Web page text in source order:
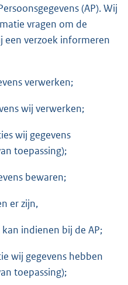
(AP). Wij
vragen om de
een verzoek informeren
verwerken;
wij verwerken;
wij gegevens
toepassing);
bewaren;
er zijn,
indienen bij de AP;
wij gegevens hebben
toepassing);